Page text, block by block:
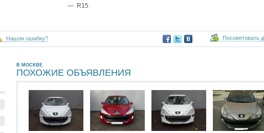
— R15
Посоветовать
Нашли ошибку?
В МОСКВЕ
ПОХОЖИЕ ОБЪЯВЛЕНИЯ